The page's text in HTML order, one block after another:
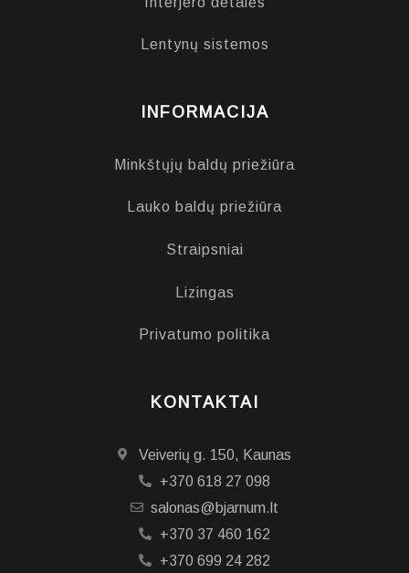
Lentynų sistemos
INFORMACIJA
Minkštųjų baldų priežiūra
Lauko baldų priežiūra
Straipsniai
Lizingas
Privatumo politika
KONTAKTAI
Veiverių g. 150, Kaunas
+370 618 27 098
salonas@bjarnum.lt
+370 37 460 162
+370 699 24 282